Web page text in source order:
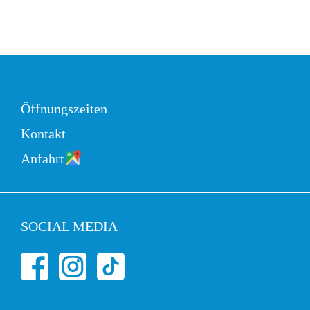
Öffnungszeiten
Kontakt
Anfahrt
SOCIAL MEDIA